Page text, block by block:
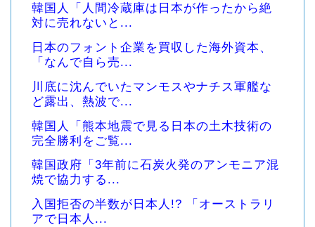
韓国人「人間冷蔵庫は日本が作ったから絶
対に売れないと...
日本のフォント企業を買収した海外資本、
「なんで自ら売...
川底に沈んでいたマンモスやナチス軍艦な
ど露出、熱波で...
韓国人「熊本地震で見る日本の土木技術の
完全勝利をご覧...
韓国政府「3年前に石炭火発のアンモニア混
焼で協力する...
入国拒否の半数が日本人!? 「オーストラリ
アで日本人...